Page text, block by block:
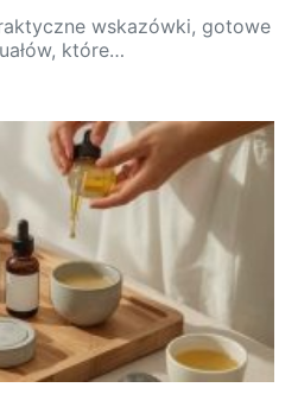
wskazówki, gotowe
które…